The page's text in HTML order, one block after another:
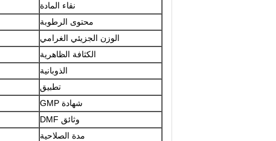
نقاء المادة
محتوى الرطوبة
الوزن الجزيئي الغرامي
الكثافة الظاهرية
الذوبانية
تطبيق
شهادة GMP
وثائق DMF
مدة الصلاحية